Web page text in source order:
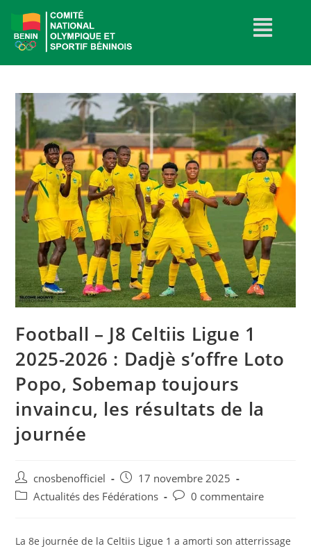
Football – J8 Celtiis Ligue 1
2025-2026 : Dadjè s’offre Loto
Popo, Sobemap toujours
invaincu, les résultats de la
journée
cnosbenofficiel
17 novembre 2025
Actualités des Fédérations
0 commentaire
La 8e journée de la Celtiis Ligue 1 a amorti son atterrissage